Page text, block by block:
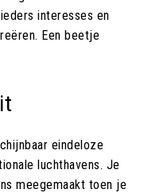
interesses en
Een beetje
eindeloze
luchthavens. Je
meegemaakt toen je